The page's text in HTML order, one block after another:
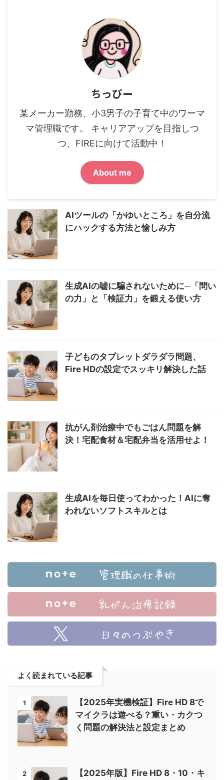
ちっぴー
某メーカー勤務、小3男子の子育て中のワーマ
マ管理職です。 キャリアアップを目指しつ
つ、FIREに向けて活動中！
About me
AIツールの「かゆいところ」を自分流
にハックする方法と愉しみ方
生成AIの嘘に騙されないために─「問い
の力」と「検証力」を鍛える使い方
子どものタブレットダラダラ問題、
Fire HDの設定でスッキリ解決した話
抗がん剤治療中でもごはん問題を解
決！宅配食材＆宅配弁当を活用せよ！
生成AIを毎日使ってわかった！AIに奪
われないソフトスキルとは
よく読まれている記事
1
【2025年実機検証】Fire HD 8で
マイクラは遊べる？重い・カクつ
く問題の解決法と設定まとめ
2
【2025年版】Fire HD 8・10・キ